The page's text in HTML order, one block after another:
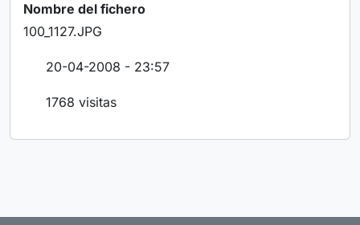
Nombre del fichero
100_1127.JPG
20-04-2008 - 23:57
1768 visitas